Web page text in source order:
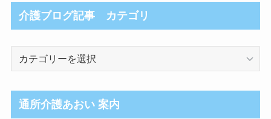
介護ブログ記事 カテゴリ
ロ
グ
通所介護あおい 案内